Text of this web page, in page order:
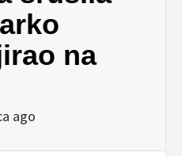
na
ago